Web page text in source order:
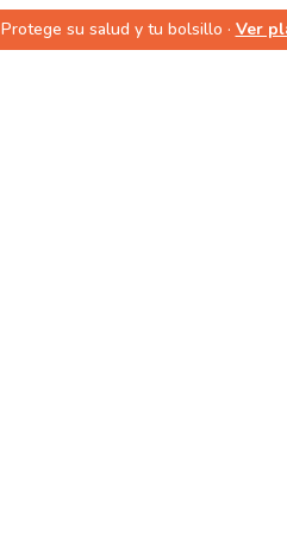
Protege su salud y tu bolsillo · Ver